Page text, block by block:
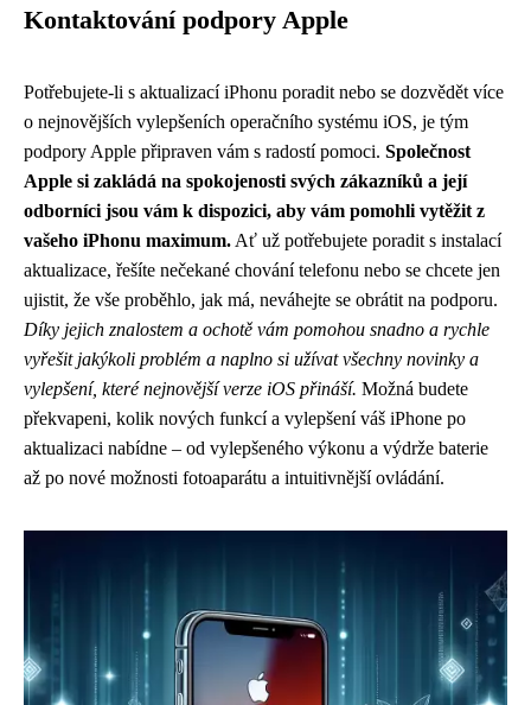
Kontaktování podpory Apple
Potřebujete-li s aktualizací iPhonu poradit nebo se dozvědět více
o nejnovějších vylepšeních operačního systému iOS, je tým
podpory Apple připraven vám s radostí pomoci. Společnost
Apple si zakládá na spokojenosti svých zákazníků a její
odborníci jsou vám k dispozici, aby vám pomohli vytěžit z
vašeho iPhonu maximum. Ať už potřebujete poradit s instalací
aktualizace, řešíte nečekané chování telefonu nebo se chcete jen
ujistit, že vše proběhlo, jak má, neváhejte se obrátit na podporu.
Díky jejich znalostem a ochotě vám pomohou snadno a rychle
vyřešit jakýkoli problém a naplno si užívat všechny novinky a
vylepšení, které nejnovější verze iOS přináší. Možná budete
překvapeni, kolik nových funkcí a vylepšení váš iPhone po
aktualizaci nabídne – od vylepšeného výkonu a výdrže baterie
až po nové možnosti fotoaparátu a intuitivnější ovládání.